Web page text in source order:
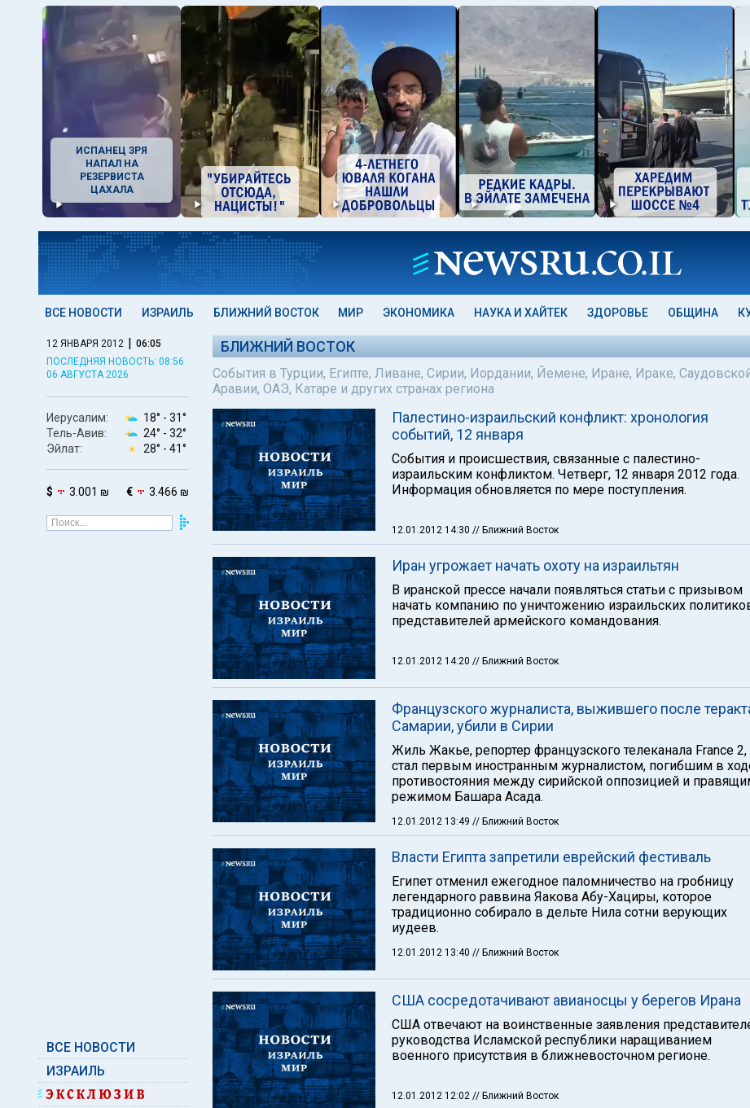
ИСПАНЕЦ ЗРЯ
НАПАЛ НА
РЕЗЕРВИСТА
ЦАХАЛА
ВСЕ НОВОСТИ ИЗРАИЛЬ БЛИЖНИЙ ВОСТОК МИР ЭКОНОМИКА НАУКА И ХАЙТЕК ЗДОРОВЬЕ ОБЩИНА
12 ЯНВАРЯ 2012 | 06:05
ПОСЛЕДНЯЯ НОВОСТЬ: 08:56
06 АВГУСТА 2026
Иерусалим: 18° - 31°
Тель-Авив:
24° - 32°
Эйлат:
28° - 41°
$ 3.001 ₪ € 3.466 ₪
ВСЕ НОВОСТИ
ИЗРАИЛЬ
БЛИЖНИЙ ВОСТОК
События в Турции, Египте, Ливане, Сирии, Иордании, Йемене, Иране, Ираке,
Аравии, ОАЭ, Катаре и других странах региона
Палестино-израильский конфликт: хронология
событий, 12 января
События и происшествия, связанные с палестино-
израильским конфликтом. Четверг, 12 января 2012 года.
Информация обновляется по мере поступления.
12.01.2012 14:30 // Ближний Восток
Иран угрожает начать охоту на израильтян
В иранской прессе начали появляться статьи с призывом
начать компанию по уничтожению израильских
представителей армейского командования.
12.01.2012 14:20 // Ближний Восток
Французского журналиста, выжившего после
Самарии, убили в Сирии
Жиль Жакье, репортер французского телеканала France 2,
стал первым иностранным журналистом, погибшим в
противостояния между сирийской оппозицией и
режимом Башара Асада.
12.01.2012 13:49 // Ближний Восток
Власти Египта запретили еврейский фестиваль
Египет отменил ежегодное паломничество на гробницу
легендарного раввина Яакова Абу-Хациры, которое
традиционно собирало в дельте Нила сотни верующих
иудеев.
12.01.2012 13:40 // Ближний Восток
США сосредотачивают авианосцы у берегов Ирана
США отвечают на воинственные заявления
руководства Исламской республики наращиванием
военного присутствия в ближневосточном регионе.
12.01.2012 12:02 // Ближний Восток